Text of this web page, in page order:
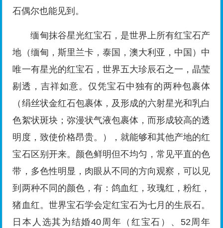
石偶尔也能见到。
缅甸抹谷星光红宝石，是世界上所有红宝石产
地（缅甸，斯里兰卡，泰国，澳大利亚，中国）中
唯一有星光的红宝石，世界五大珍辰石之一，晶莹
剔透，吉祥如意。仅凭宝石中独有的两种包裹体
（绢丝状金红石包裹体，及形成的六射星光和乳白
色絮状斑块；弥漫状气液包裹体，而形成较高的透
明度，致使价格昂贵。），就能够和其他产地的红
宝石区别开来。颜色鲜明但不均匀，常见平直的色
带，多色性明显，肉眼从不同的方向观察，可以见
到两种不同的颜色，有：鸽血红，玫瑰红，粉红，
猪血红。世界宝石学会定红宝石为七月的生辰石。
日本人选其为结婚40周年（红宝石）、52周年